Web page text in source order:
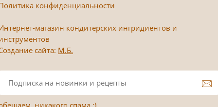
конфиденциальности
магазин кондитерских ингридиентов и
сайта: М.Б.